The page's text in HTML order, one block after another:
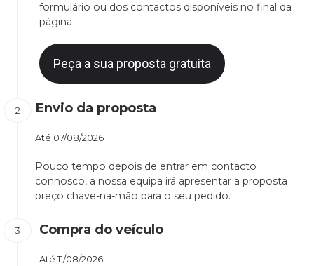
formulário ou dos contactos disponíveis no final da
página
Peça a sua proposta gratuita
Envio da proposta
Até 07/08/2026
Pouco tempo depois de entrar em contacto
connosco, a nossa equipa irá apresentar a proposta
preço chave-na-mão para o seu pedido.
Compra do veículo
Até 11/08/2026